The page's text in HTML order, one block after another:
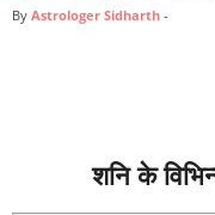
By Astrologer Sidharth -
शनि के